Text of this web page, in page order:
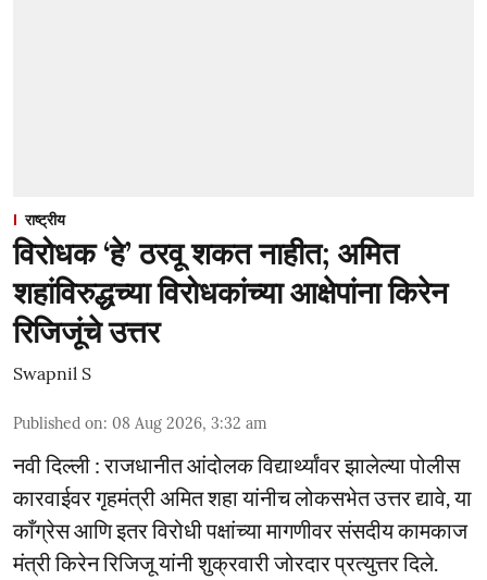
राष्ट्रीय
विरोधक ‘हे’ ठरवू शकत नाहीत; अमित
शहांविरुद्धच्या विरोधकांच्या आक्षेपांना किरेन
रिजिजूंचे उत्तर
Swapnil S
Published on: 08 Aug 2026, 3:32 am
नवी दिल्ली : राजधानीत आंदोलक विद्यार्थ्यांवर झालेल्या पोलीस
कारवाईवर गृहमंत्री अमित शहा यांनीच लोकसभेत उत्तर द्यावे, या
काँग्रेस आणि इतर विरोधी पक्षांच्या मागणीवर संसदीय कामकाज
मंत्री किरेन रिजिजू यांनी शुक्रवारी जोरदार प्रत्युत्तर दिले.